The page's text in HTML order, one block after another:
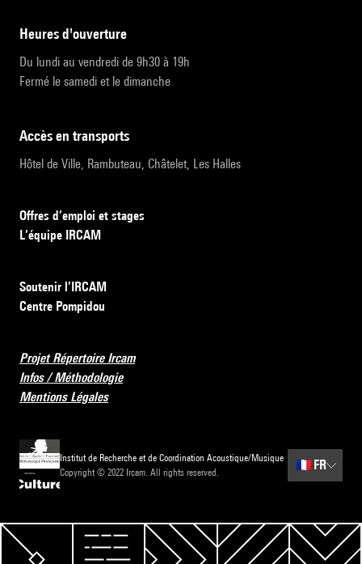
heures d'ouverture
Du lundi au vendredi de 9h30 à 19h
Fermé le samedi et le dimanche
accès en transports
Hôtel de Ville, Rambuteau, Châtelet, Les Halles
Offres d’emploi et stages
L’équipe IRCAM
Soutenir l’IRCAM
Centre Pompidou
Projet Répertoire Ircam
Infos / Méthodologie
Mentions Légales
Institut de Recherche et de Coordination Acoustique/Musique
Copyright © 2022 Ircam. All rights reserved.
🇫🇷 FR